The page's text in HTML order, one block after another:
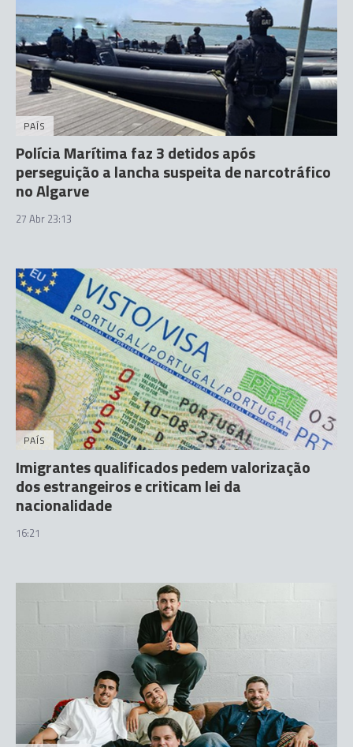
PAÍS
Polícia Marítima faz 3 detidos após
perseguição a lancha suspeita de narcotráfico
no Algarve
27 Abr 23:13
PAÍS
Imigrantes qualificados pedem valorização
dos estrangeiros e criticam lei da
nacionalidade
16:21